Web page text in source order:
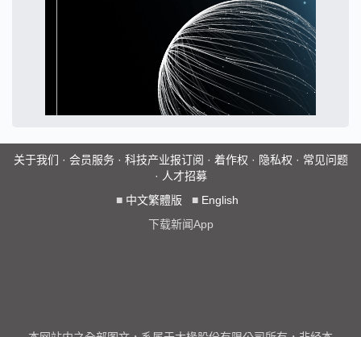
关于我们 · 会员服务· 科技产业报订阅 · 着作权 · 隐私权 · 常见问题
· 人才招募
■ 中文繁體版 ■ English
下载新闻App